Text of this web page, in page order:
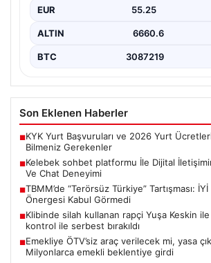
EUR 55.25
ALTIN 6660.6
BTC 3087219
Son Eklenen Haberler
■KYK Yurt Başvuruları ve 2026 Yurt
Bilmeniz Gerekenler
■Kelebek sohbet platformu İle Dijital
Ve Chat Deneyimi
■TBMM’de “Terörsüz Türkiye” Tartışması:
Önergesi Kabul Görmedi
■Klibinde silah kullanan rapçi Yuşa Keskin
kontrol ile serbest bırakıldı
■Emekliye ÖTV’siz araç verilecek mi, yasa
Milyonlarca emekli beklentiye girdi